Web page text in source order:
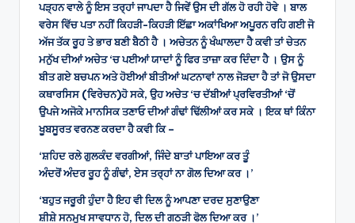
ਪੜ੍ਹਨ ਵਾਲੇ ਨੂੰ ਇਸ ਤਰ੍ਹਾਂ ਜਾਪਦਾ ਹੈ ਜਿਵੇਂ ਉਸ ਦੀ ਗੱਲ ਹੋ ਰਹੀ ਹੋਵੇ । ਬਾਲ
ਵਰੇਸ ਵਿੱਚ ਪਤਾ ਨਹੀਂ ਕਿਹੜੀ-ਕਿਹੜੀ ਇੱਛਾ ਅਕਾਂਖਿਆ ਅਪੂਰਨ ਰਹਿ ਗਈ ਜੋ
ਅੱਜ ਤੱਕ ਰੂਹ ਤੇ ਭਾਰ ਬਣੀ ਬੈਠੀ ਹੈ । ਅਚੇਤਨ ਨੂੰ ਖੰਘਾਲਦਾ ਹੈ ਕਵੀ ਤਾਂ ਚੇਤਨ
ਮਨੁੱਖ ਦੀਆਂ ਅਚੇਤ ‘ਚ ਪਈਆਂ ਯਾਦਾਂ ਨੂੰ ਫਿਰ ਤਾਜ਼ਾ ਕਰ ਦਿੰਦਾ ਹੈ । ਉਸ ਨੂੰ
ਬੀਤ ਗਏ ਬਚਪਨ ਅਤੇ ਹੋਈਆਂ ਬੀਤੀਆਂ ਘਟਨਾਵਾਂ ਨਾਲ ਜੋੜਦਾ ਹੈ ਤਾਂ ਜੋ ਉਸਦਾ
ਕਥਾਰਸਿਸ (ਵਿਰੇਚਨ)ਹੋ ਸਕੇ, ਉਹ ਅਚੇਤ ‘ਚ ਦੱਬੀਆਂ ਪ੍ਰਵਿਰਤੀਆਂ ‘ਚੋਂ
ਉਪਜੇ ਅਜੋਕੇ ਮਾਨਸਿਕ ਤਣਾਓ ਦੀਆਂ ਗੰਢਾਂ ਢਿੱਲੀਆਂ ਕਰ ਸਕੇ । ਇਕ ਥਾਂ ਕਿੰਨਾ
ਖੂਬਸੂਰਤ ਵਰਨਣ ਕਰਦਾ ਹੈ ਕਵੀ ਕਿ –
‘ਸ਼ਹਿਦ ਰਲੇ ਗੁਲਕੰਦ ਵਰਗੀਆਂ, ਜਿੰਦੇ ਬਾਤਾਂ ਪਾਇਆ ਕਰ ਤੂੰ
ਅੰਦਰੋਂ ਅੰਦਰ ਰੂਹ ਨੂੰ ਗੰਢਾਂ, ਏਸ ਤਰ੍ਹਾਂ ਨਾ ਗੋਲ ਦਿਆ ਕਰ ।’
‘ਬਹੁਤ ਜਰੂਰੀ ਹੁੰਦਾ ਹੈ ਇਹ ਵੀ ਦਿਲ ਨੂੰ ਆਪਣਾ ਦਰਦ ਸੁਣਾਉਣਾ
ਸ਼ੀਸ਼ੇ ਸਨਮੁਖ ਸਾਵਧਾਨ ਹੋ, ਦਿਲ ਦੀ ਗਠੜੀ ਫੋਲ ਦਿਆ ਕਰ ।’